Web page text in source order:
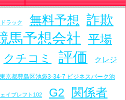
ラック 無料予想 詐欺
馬予想会社 平場
クチコミ 評価
クレジ
東京都豊島区池袋3-34-7 ビジネスパーク池
イブレフト102 G2 関係者